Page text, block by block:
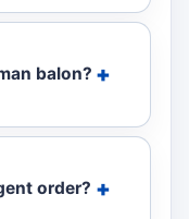
balon?
order?